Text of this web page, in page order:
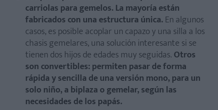
carriolas para gemelos. La mayoría están
fabricados con una estructura única.En algunos
casos, es posible acoplar un capazo y una silla a los
chasis gemelares, una solución interesante si se
tienen dos hijos de edades muy seguidas. Otros
son convertibles: permiten pasar de forma
rápida y sencilla de una versión mono, para un
solo niño, a biplaza o gemelar, según las
necesidades de los papás.